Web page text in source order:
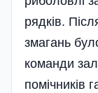
рядків.
змагань
команди
помічників